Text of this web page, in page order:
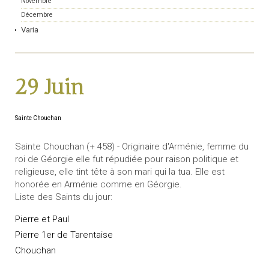
Décembre
Varia
29 Juin
Sainte Chouchan
Sainte Chouchan (+ 458) - Originaire d'Arménie, femme du
roi de Géorgie elle fut répudiée pour raison politique et
religieuse, elle tint tête à son mari qui la tua. Elle est
honorée en Arménie comme en Géorgie.
Liste des Saints du jour:
Pierre et Paul
Pierre 1er de Tarentaise
Chouchan